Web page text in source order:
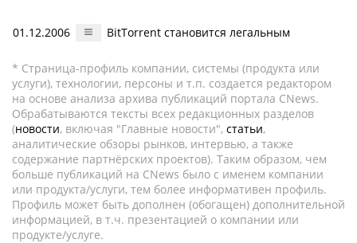
01.12.2006 BitTorrent становится легальным
* Страница-профиль компании, системы (продукта или
услуги), технологии, персоны и т.п. создается редактором
на основе анализа архива публикаций портала CNews.
Обрабатываются тексты всех редакционных разделов
(новости, включая "Главные новости", статьи,
аналитические обзоры рынков, интервью, а также
содержание партнёрских проектов). Таким образом, чем
больше публикаций на CNews было с именем компании
или продукта/услуги, тем более информативен профиль.
Профиль может быть дополнен (обогащен) дополнительной
информацией, в т.ч. презентацией о компании или
продукте/услуге.